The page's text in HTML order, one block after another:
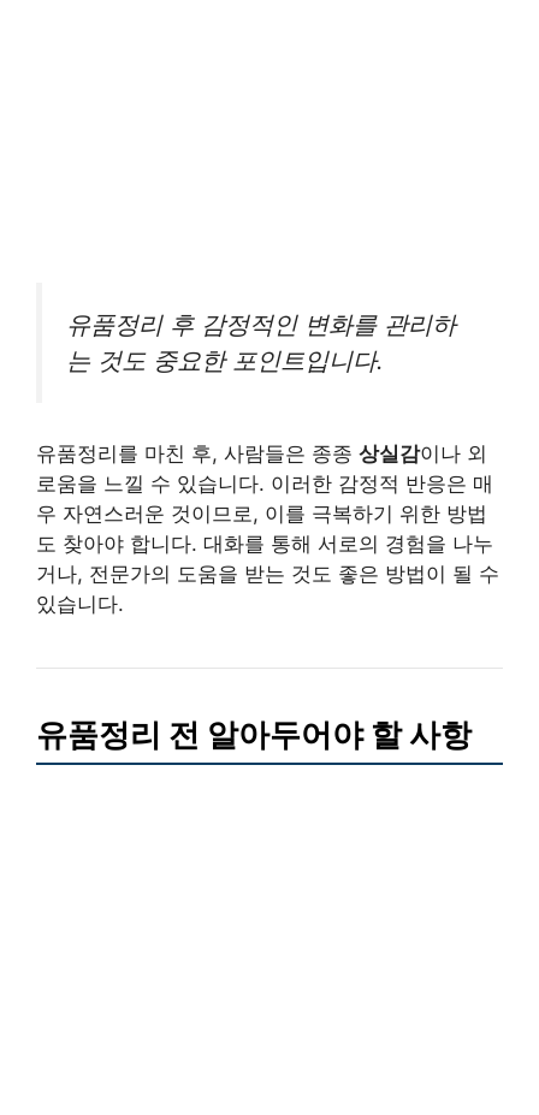
유품정리 후 감정적인 변화를 관리하
는 것도 중요한 포인트입니다.
유품정리를 마친 후, 사람들은 종종 상실감이나 외
로움을 느낄 수 있습니다. 이러한 감정적 반응은 매
우 자연스러운 것이므로, 이를 극복하기 위한 방법
도 찾아야 합니다. 대화를 통해 서로의 경험을 나누
거나, 전문가의 도움을 받는 것도 좋은 방법이 될 수
있습니다.
유품정리 전 알아두어야 할 사항